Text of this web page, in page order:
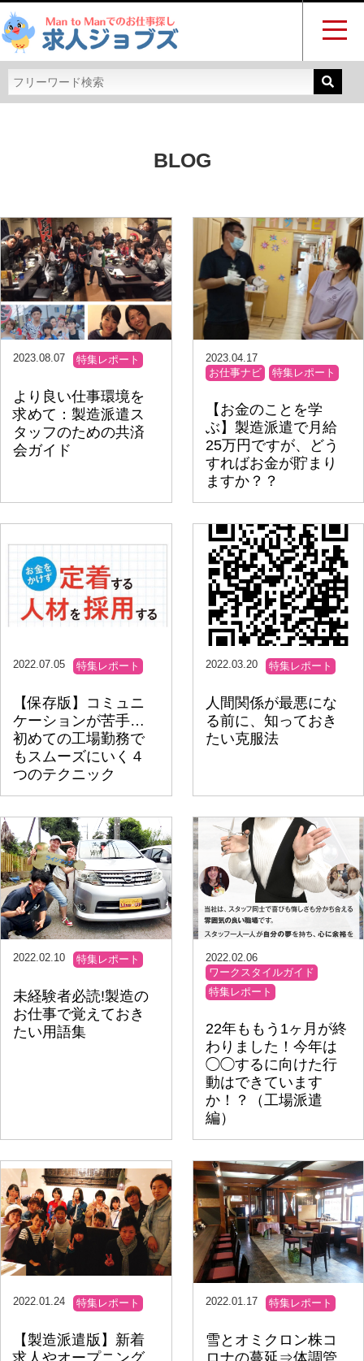
BLOG
2023.08.07 特集レポート
より良い仕事環境を
求めて：製造派遣ス
タッフのための共済
会ガイド
2023.04.17
お仕事ナビ
特集レポート
【お金のことを学
ぶ】製造派遣で月給
25万円ですが、どう
すればお金が貯まり
ますか？？
2022.07.05 特集レポート
【保存版】コミュニ
ケーションが苦手…
初めての工場勤務で
もスムーズにいく４
つのテクニック
2022.03.20 特集レポート
人間関係が最悪にな
る前に、知っておき
たい克服法
2022.02.10 特集レポート
未経験者必読!製造の
お仕事で覚えておき
たい用語集
2022.02.06
ワークスタイルガイド
特集レポート
22年ももう1ヶ月が終
わりました！今年は
◯◯するに向けた行
動はできています
か！？（工場派遣
編）
2022.01.24 特集レポート
【製造派遣版】新着
求人やオープニング
2022.01.17 特集レポート
雪とオミクロン株コ
ロナの蔓延⇒体調管